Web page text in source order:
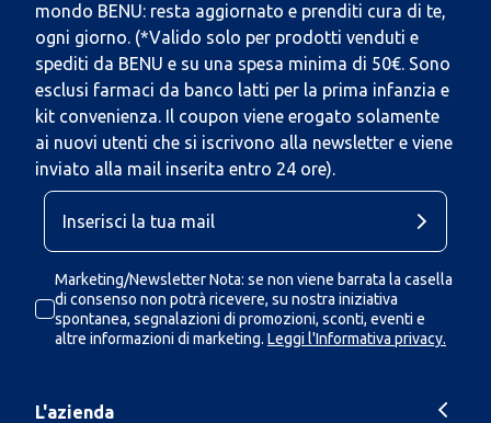
mondo BENU: resta aggiornato e prenditi cura di te,
ogni giorno. (*Valido solo per prodotti venduti e
spediti da BENU e su una spesa minima di 50€. Sono
esclusi farmaci da banco latti per la prima infanzia e
kit convenienza. Il coupon viene erogato solamente
ai nuovi utenti che si iscrivono alla newsletter e viene
inviato alla mail inserita entro 24 ore).
Marketing/Newsletter Nota: se non viene barrata la casella
di consenso non potrà ricevere, su nostra iniziativa
spontanea, segnalazioni di promozioni, sconti, eventi e
altre informazioni di marketing. Leggi l'Informativa privacy.
L'azienda